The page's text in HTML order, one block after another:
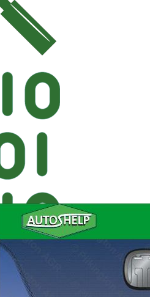
FYG HYUNDAI